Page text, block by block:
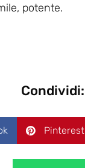
potente.
Condividi:
Pinterest